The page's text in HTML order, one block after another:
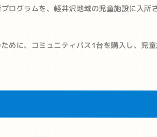
ログラムを、軽井沢地域の児童施設に入所
めに、コミュニティバス1台を購入し、児